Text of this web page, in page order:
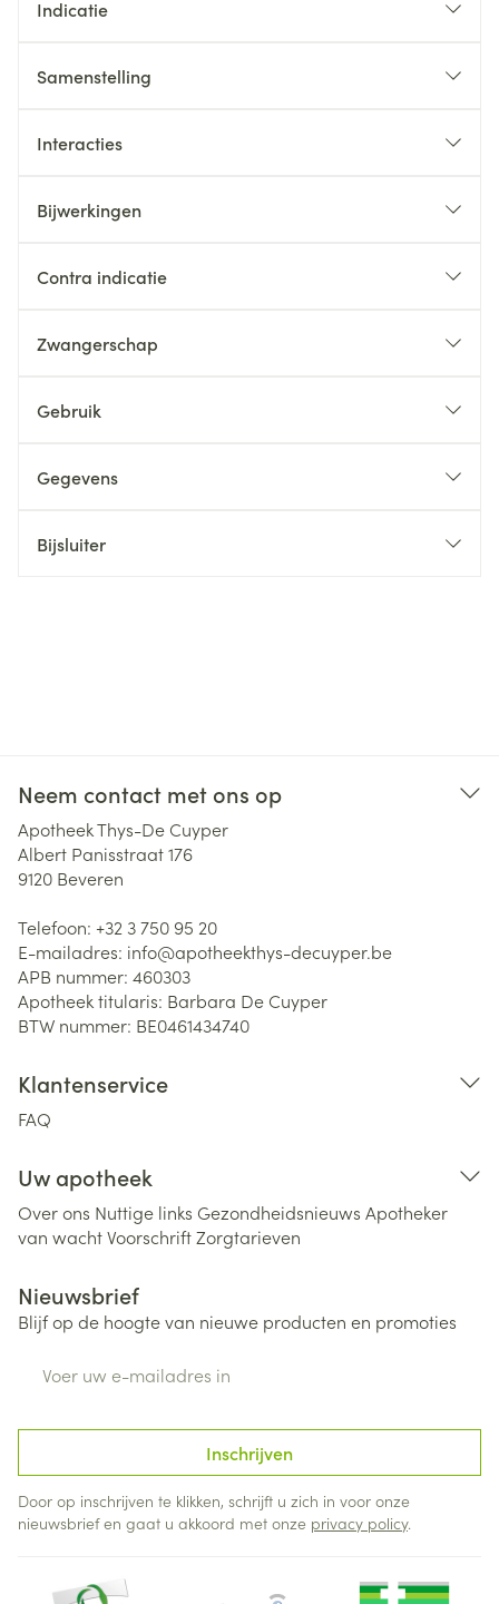
Indicatie
Samenstelling
Interacties
Bijwerkingen
Contra indicatie
Zwangerschap
Gebruik
Gegevens
Bijsluiter
Neem contact met ons op
Apotheek Thys-De Cuyper
Albert Panisstraat 176
9120 Beveren
Telefoon: +32 3 750 95 20
E-mailadres: info@apotheekthys-decuyper.be
APB nummer: 460303
Apotheek titularis: Barbara De Cuyper
BTW nummer: BE0461434740
Klantenservice
FAQ
Uw apotheek
Over ons Nuttige links Gezondheidsnieuws Apotheker
van wachtVoorschriftZorgtarieven
Nieuwsbrief
Blijf op de hoogte van nieuwe producten en promoties
Inschrijven
Door op inschrijven te klikken, schrijft u zich in voor onze
nieuwsbrief en gaat u akkoord met onze privacy policy.